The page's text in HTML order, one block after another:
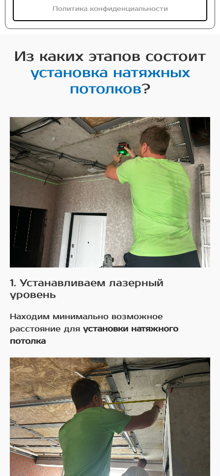
Политика конфиденциальности
Из каких этапов состоит
установка натяжных
потолков?
1. Устанавливаем лазерный
уровень
Находим минимально возможное
расстояние для установки натяжного
потолка